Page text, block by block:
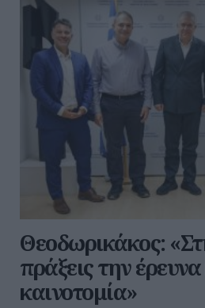
Θεοδωρικάκος:
πράξεις την
καινοτομία»